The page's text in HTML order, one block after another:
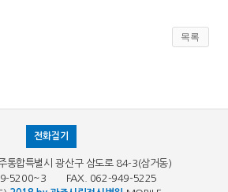
목록
전화걸기
통합특별시 광산구 삼도로 84-3(삼거동)
5200~3 FAX. 062-949-5225